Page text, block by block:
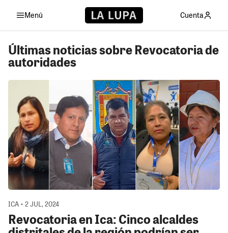
Menú Cuenta
Últimas noticias sobre Revocatoria de
autoridades
ICA • 2 JUL, 2024
Revocatoria en Ica: Cinco alcaldes